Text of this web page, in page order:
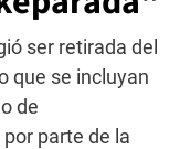
ser retirada del
que se incluyan
de
parte de la